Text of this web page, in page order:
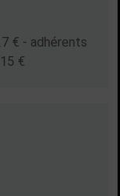
€ - adhérents
€